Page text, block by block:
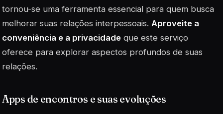
tornou-se uma ferramenta essencial para quem busca
melhorar suas relações interpessoais. Aproveite a
conveniência e a privacidade que este serviço
oferece para explorar aspectos profundos de suas
relações.
Apps de encontros e suas evoluções